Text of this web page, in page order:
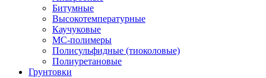
Битумные
Высокотемпературные
Каучуковые
МС-полимеры
Полисульфидные (тиоколовые)
Полиуретановые
Грунтовки